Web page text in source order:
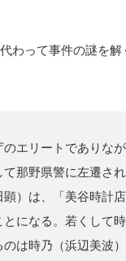
わって事件の謎を
のエリートでありな
て那野県警に左遷さ
顕）は、「美谷時計
とになる。若くして
のは時乃（浜辺美波）